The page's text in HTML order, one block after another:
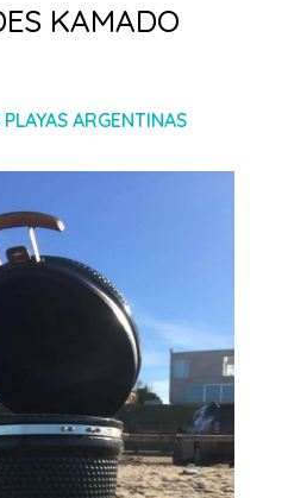
KAMADO
ARGENTINAS